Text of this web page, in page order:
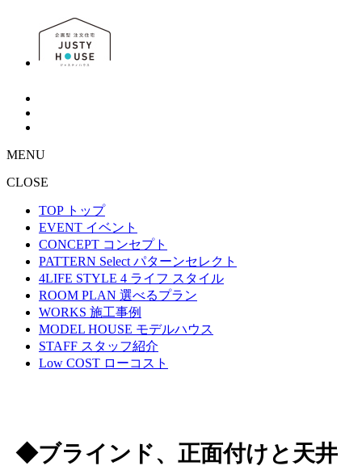
MENU
CLOSE
TOP トップ
EVENT イベント
CONCEPT コンセプト
PATTERN Select パターンセレクト
4LIFE STYLE 4 ライフ スタイル
ROOM PLAN 選べるプラン
WORKS 施工事例
MODEL HOUSE モデルハウス
STAFF スタッフ紹介
Low COST ローコスト
◆ブラインド、正面付けと天井